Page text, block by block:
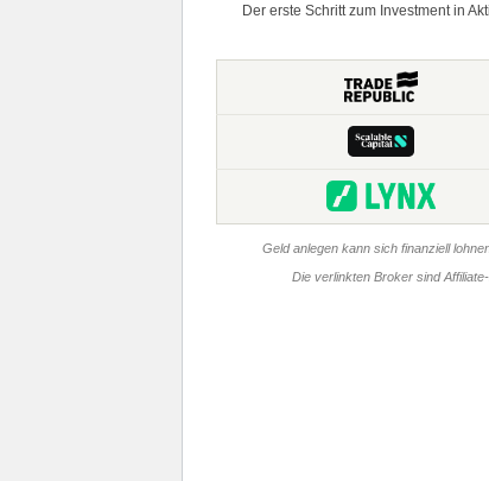
Der erste Schritt zum Investment in
Geld anlegen kann sich finanziell
Die verlinkten Broker sind